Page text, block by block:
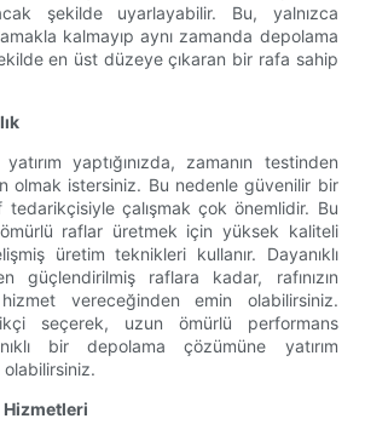
şekilde uyarlayabilir. Bu, yalnızca
kalmayıp aynı zamanda depolama
en üst düzeye çıkaran bir rafa sahip
yaptığınızda, zamanın testinden
olmak istersiniz. Bu nedenle güvenilir bir
çalışmak çok önemlidir. Bu
raflar üretmek için yüksek kaliteli
üretim teknikleri kullanır. Dayanıklı
güçlendirilmiş raflara kadar, rafınızın
vereceğinden emin olabilirsiniz.
seçerek, uzun ömürlü performans
bir depolama çözümüne yatırım
olabilirsiniz.
Hizmetleri